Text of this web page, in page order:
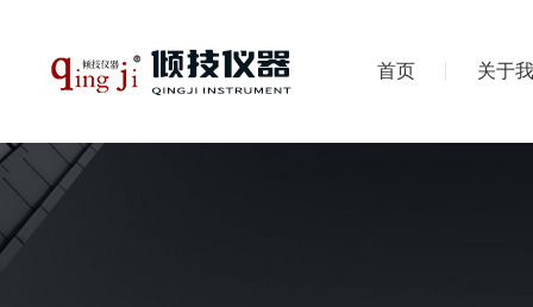
首页 关于